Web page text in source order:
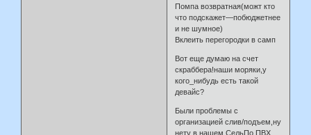
Помпа возвратная(можт кто
что подскажет—побюджетнее
и не шумное)
Вклеить перегородки в самп
Вот еще думаю на счет
скраббера!наши моряки,у
кого_нибудь есть такой
девайс?
Были проблемы с
организацией слив/подъем,ну
нету в нашем СельПо ПВХ